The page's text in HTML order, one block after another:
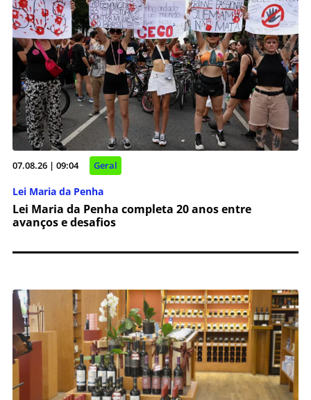
07.08.26 | 09:04 Geral
Lei Maria da Penha
Lei Maria da Penha completa 20 anos entre
avanços e desafios